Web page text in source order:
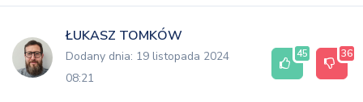
ŁUKASZ TOMKÓW
Dodany dnia: 19 listopada 2024
08:21
45 36